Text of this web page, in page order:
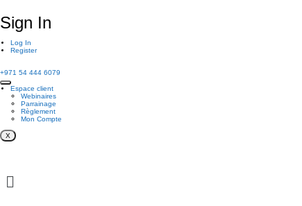
Sign In
Log In
Register
+971 54 444 6079
Espace client
Webinaires
Parrainage
Règlement
Mon Compte
X